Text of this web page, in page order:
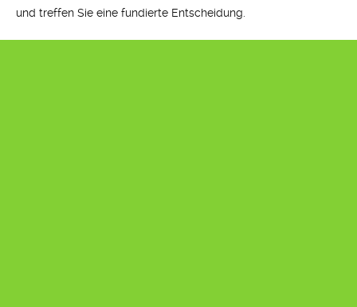
und treffen Sie eine fundierte Entscheidung.